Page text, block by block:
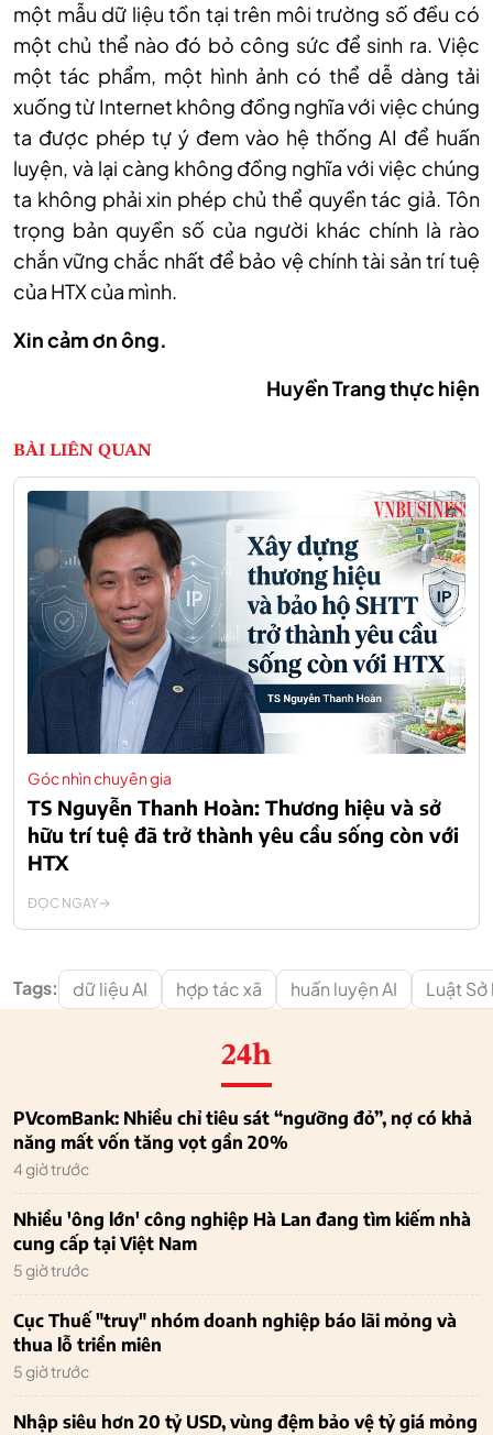
một mẫu dữ liệu tồn tại trên môi trường số đều có
một chủ thể nào đó bỏ công sức để sinh ra. Việc
một tác phẩm, một hình ảnh có thể dễ dàng tải
xuống từ Internet không đồng nghĩa với việc chúng
ta được phép tự ý đem vào hệ thống AI để huấn
luyện, và lại càng không đồng nghĩa với việc chúng
ta không phải xin phép chủ thể quyền tác giả. Tôn
trọng bản quyền số của người khác chính là rào
chắn vững chắc nhất để bảo vệ chính tài sản trí tuệ
của HTX của mình.
Xin cảm ơn ông.
Huyền Trang thực hiện
BÀI LIÊN QUAN
Góc nhìn chuyên gia
TS Nguyễn Thanh Hoàn: Thương hiệu và sở
hữu trí tuệ đã trở thành yêu cầu sống còn với
HTX
ĐỌC NGAY
Tags: dữ liệu AI hợp tác xã huấn luyện AI Luật Sở
24h
PVcomBank: Nhiều chỉ tiêu sát “ngưỡng đỏ”, nợ có khả
năng mất vốn tăng vọt gần 20%
4 giờ trước
Nhiều 'ông lớn' công nghiệp Hà Lan đang tìm kiếm nhà
cung cấp tại Việt Nam
5 giờ trước
Cục Thuế "truy" nhóm doanh nghiệp báo lãi mỏng và
thua lỗ triền miên
5 giờ trước
Nhập siêu hơn 20 tỷ USD, vùng đệm bảo vệ tỷ giá mỏng